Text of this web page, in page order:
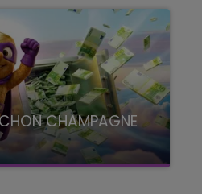
CHAMPAGNE
FM, à 8H10